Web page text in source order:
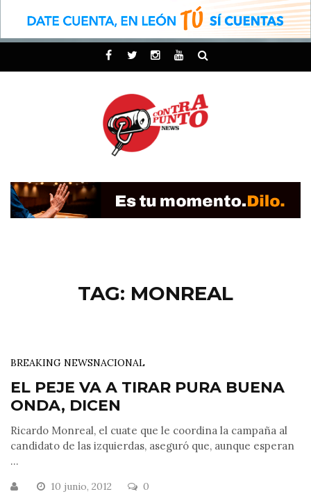
TAG: MONREAL
BREAKING NEWSNACIONAL
EL PEJE VA A TIRAR PURA BUENA
ONDA, DICEN
Ricardo Monreal, el cuate que le coordina la campaña al
candidato de las izquierdas, aseguró que, aunque esperan
...
10 junio, 2012 0